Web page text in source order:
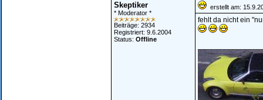
Skeptiker
* Moderator *
Beiträge: 2934
Registriert: 9.6.2004
Status: Offline
erstellt am:
fehlt da nicht ein